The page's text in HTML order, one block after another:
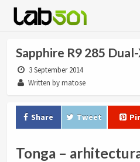
Sapphire R9 285
3 September 2014
Written by matose
Share Tweet
Tonga –